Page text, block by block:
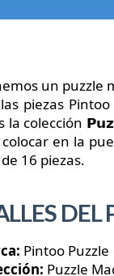
un puzzle
piezas
la colección
en la
16 piezas.
DEL
Pintoo Puzzle
Puzzle